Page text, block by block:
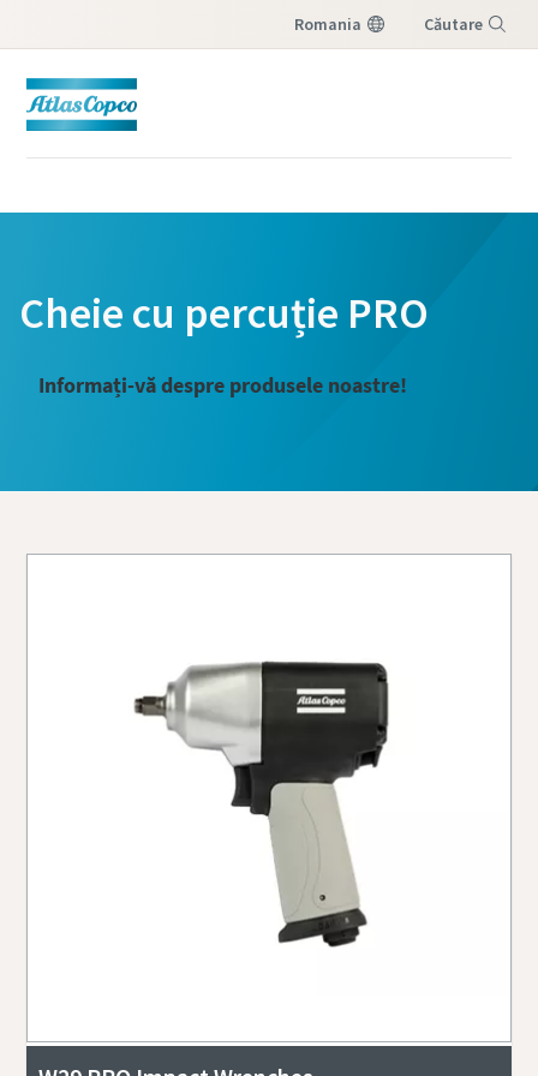
Romania Căutare
Cheie cu percuție PRO
Informați-vă despre produsele noastre!